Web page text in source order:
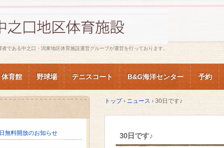
である中之口・潟東地区体育施設運営グループが運営を行っております。
体育館 野球場 テニスコート B&G海洋センター 予約
トップ › ニュース › 30日です♪
30日です♪
無料開放のお知らせ